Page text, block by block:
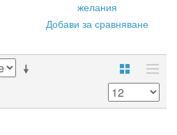
желания
Добави за сравняване